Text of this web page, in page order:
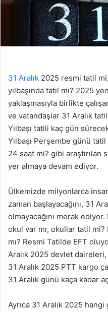
31 Aralık 2025 resmi tatil
yılbaşında tatil mi? 2025
yaklaşmasıyla birlikte
ve vatandaşlar 31 Aralık
Yılbaşı tatili kaç gün
Yılbaşı Perşembe günü tatil
24 saat mi? gibi araştırılan
yer almaya devam ediyor.
Ülkemizde milyonlarca
zaman başlayacağını, 31
olmayacağını merak
okul var mı, okullar tatil mi?
mı? Resmi Tatilde EFT
Aralık 2025 devlet daireleri,
31 Aralık 2025 PTT kargo
31 Aralık günü kaça kadar
Ayrıca 31 Aralık 2025